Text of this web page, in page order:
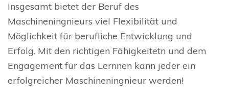
Insgesamt bietet der Beruf des
Maschineningnieurs viel Flexibilität und
Möglichkeit für berufliche Entwicklung und
Erfolg. Mit den richtigen Fähigkeitetn und dem
Engagement für das Lernnen kann jeder ein
erfolgreicher Maschineningnieur werden!